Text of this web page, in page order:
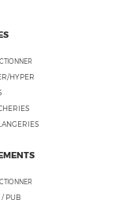
HYPER
/ PUB